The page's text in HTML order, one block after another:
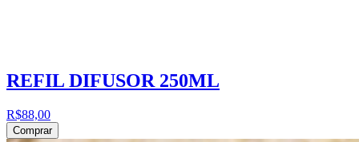
REFIL DIFUSOR 250ML
R$88,00
Comprar